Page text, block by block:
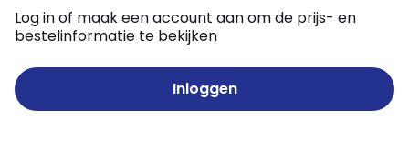
Log in of maak een account aan om de prijs- en
bestelinformatie te bekijken
Inloggen